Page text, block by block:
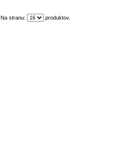
Na stranu: produktov.